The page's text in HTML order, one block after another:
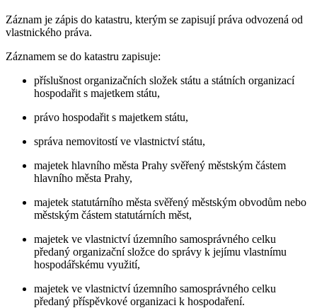
Záznam je zápis do katastru, kterým se zapisují práva odvozená od
vlastnického práva.
Záznamem se do katastru zapisuje:
příslušnost organizačních složek státu a státních organizací
hospodařit s majetkem státu,
právo hospodařit s majetkem státu,
správa nemovitostí ve vlastnictví státu,
majetek hlavního města Prahy svěřený městským částem
hlavního města Prahy,
majetek statutárního města svěřený městským obvodům nebo
městským částem statutárních měst,
majetek ve vlastnictví územního samosprávného celku
předaný organizační složce do správy k jejímu vlastnímu
hospodářskému využití,
majetek ve vlastnictví územního samosprávného celku
předaný příspěvkové organizaci k hospodaření.